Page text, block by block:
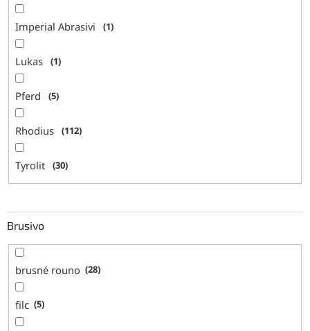
Imperial Abrasivi 1
Lukas 1
Pferd 5
Rhodius 112
Tyrolit 30
Brusivo
brusné rouno 28
filc 5